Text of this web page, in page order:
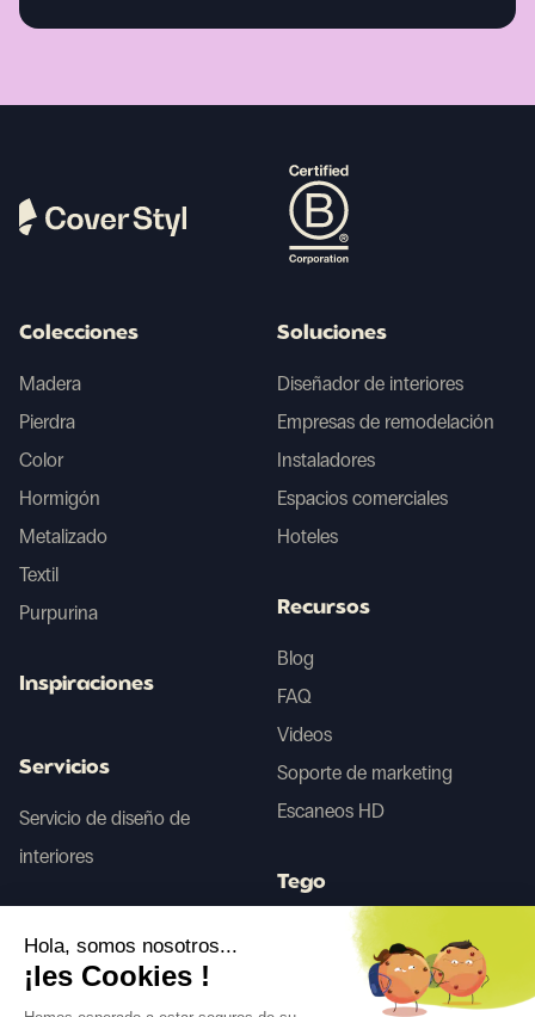
Colecciones
Madera
Pierdra
Color
Hormigón
Metalizado
Textil
Purpurina
Inspiraciones
Servicios
Servicio de diseño de
interiores
Soluciones
Diseñador de interiores
Empresas de remodelación
Instaladores
Espacios comerciales
Hoteles
Recursos
Blog
FAQ
Videos
Soporte de marketing
Escaneos HD
Tego
Antes/Después IA
Hola, somos nosotros...
¡les Cookies !